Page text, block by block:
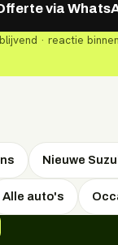
via
· reactie
Nieuwe
Alle auto's